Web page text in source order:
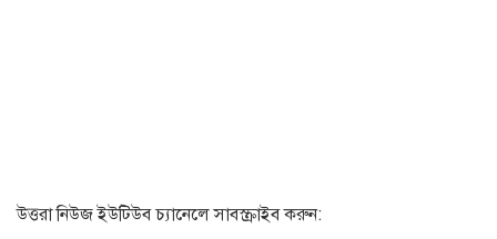
উত্তরা নিউজ ইউটিউব চ্যানেলে সাবস্ক্রাইব করুন: